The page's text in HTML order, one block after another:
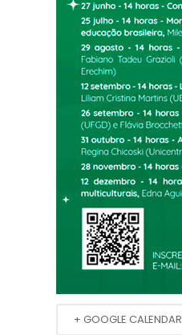
+ GOOGLE CALENDAR